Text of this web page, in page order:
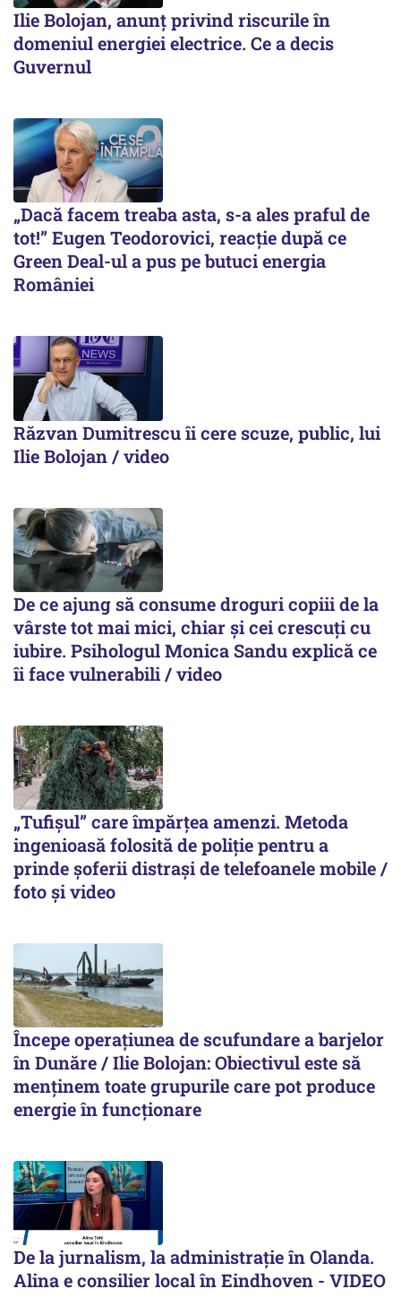
Ilie Bolojan, anunț privind riscurile în
domeniul energiei electrice. Ce a decis
Guvernul
„Dacă facem treaba asta, s-a ales praful de
tot!” Eugen Teodorovici, reacție după ce
Green Deal-ul a pus pe butuci energia
României
Răzvan Dumitrescu îi cere scuze, public, lui
Ilie Bolojan / video
De ce ajung să consume droguri copiii de la
vârste tot mai mici, chiar și cei crescuți cu
iubire. Psihologul Monica Sandu explică ce
îi face vulnerabili / video
„Tufișul” care împărțea amenzi. Metoda
ingenioasă folosită de poliție pentru a
prinde șoferii distrași de telefoanele mobile /
foto și video
Începe operațiunea de scufundare a barjelor
în Dunăre / Ilie Bolojan: Obiectivul este să
menținem toate grupurile care pot produce
energie în funcționare
De la jurnalism, la administrație în Olanda.
Alina e consilier local în Eindhoven - VIDEO